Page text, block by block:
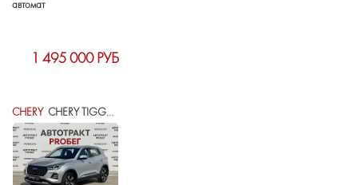
автомат
1 495 000 РУБ
CHERY CHERY TIGGO 4 PRO I РЕСТАЙЛИНГ